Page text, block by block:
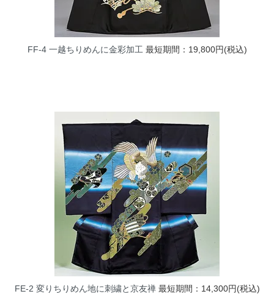
FF-4 一越ちりめんに金彩加工 最短期間：19,800円(税込)
FE-2 変りちりめん地に刺繍と京友禅 最短期間：14,300円(税込)